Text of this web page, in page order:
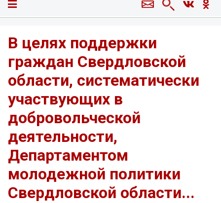
В целях поддержки
граждан Свердловской
области, систематически
участвующих в
добровольческой
деятельности,
Департаментом
молодежной политики
Свердловской области...